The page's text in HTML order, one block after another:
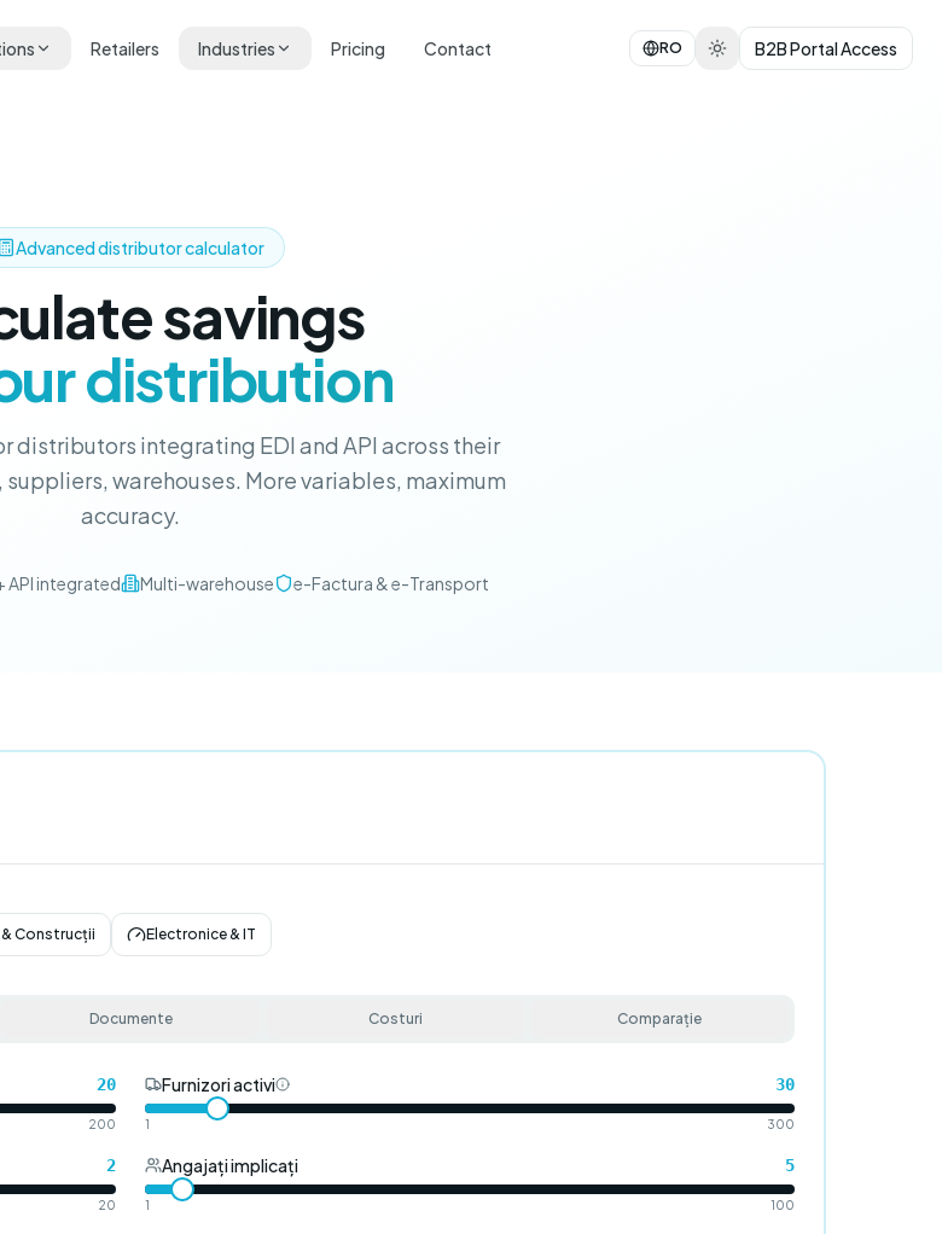
Retailers Industries Pricing Contact RO B2B Portal Access
Advanced distributor calculator
savings
distribution
distributors integrating EDI and API across their
warehouses. More variables, maximum
accuracy.
API integrated Multi-warehouse e-Factura & e-Transport
& Construcții Electronice & IT
Documente Costuri Comparație
20
200
Furnizori activi 30
1 300
2
20
Angajați implicați 5
1 100